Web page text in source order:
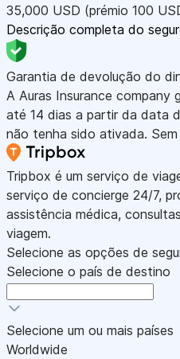
35,000 USD (prémio 100
Descrição completa do
Garantia de devolução do
A Auras Insurance company
até 14 dias a partir da data
não tenha sido ativada. Sem
Tripbox é um serviço de
serviço de concierge 24/7,
assistência médica,
viagem.
Selecione as opções de
Selecione o país de destino
Selecione um ou mais países
Worldwide